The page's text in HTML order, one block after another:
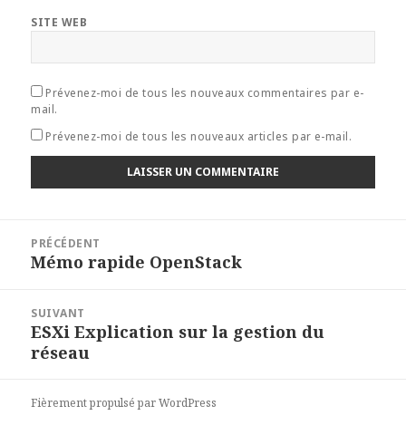
SITE WEB
Prévenez-moi de tous les nouveaux commentaires par e-
mail.
Prévenez-moi de tous les nouveaux articles par e-mail.
l’article
PRÉCÉDENT
Article
Mémo rapide OpenStack
SUIVANT
Article
suivant :
ESXi Explication sur la gestion du
réseau
Fièrement propulsé par WordPress